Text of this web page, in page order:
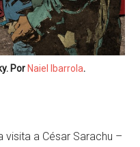
Por Naiel Ibarrola.
visita a César Sarachu –